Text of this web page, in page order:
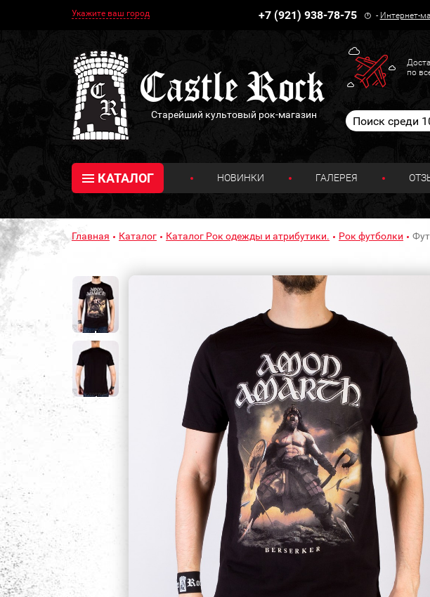
Укажите ваш город +7 (921) 938-78-75 - Интернет-
Старейший культовый рок-магазин
по
КАТАЛОГ НОВИНКИ ГАЛЕРЕЯ
Главная Каталог Каталог Рок одежды и атрибутики. Рок футболки